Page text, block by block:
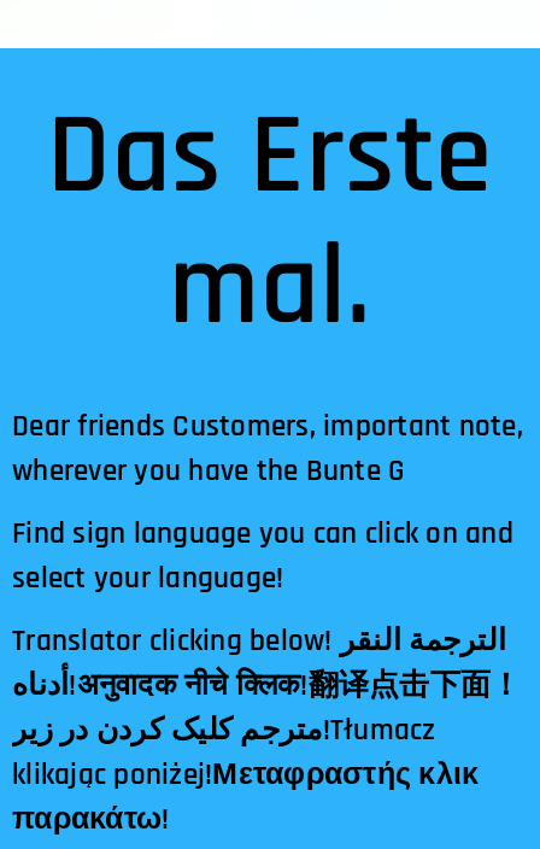
Das Erste
mal.
Dear friends Customers, important note,
wherever you have the Bunte G
Find sign language you can click on and
select your language!
Translator clicking below! الترجمة النقر
أدناه!अनुवादक नीचे क्लिक!翻译点击下面！
مترجم کلیک کردن در زیر!Tłumacz
klikając poniżej!Μεταφραστής κλικ
παρακάτω!